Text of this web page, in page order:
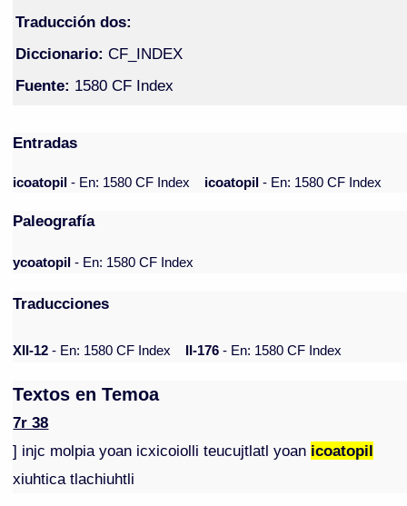
Traducción dos:
Diccionario: CF_INDEX
Fuente: 1580 CF Index
Entradas
icoatopil- En: 1580 CF Index icoatopil- En: 1580 CF Index
Paleografía
ycoatopil - En: 1580 CF Index
Traducciones
XII-12 - En: 1580 CF Index II-176 - En: 1580 CF Index
Textos en Temoa
7r 38
] injc molpia yoan icxicoiolli teucujtlatl yoan icoatopil
xiuhtica tlachiuhtli